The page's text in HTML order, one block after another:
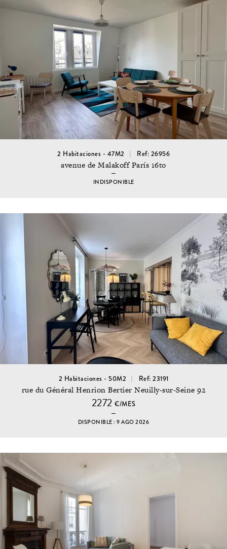
2 Habitaciones - 47M2 Ref: 26956
avenue de Malakoff París 16to
INDISPONIBLE
2 Habitaciones - 50M2 Ref: 23191
rue du Général Henrion Bertier Neuilly-sur-Seine 92
2272 €/MES
DISPONIBLE : 9 AGO 2026